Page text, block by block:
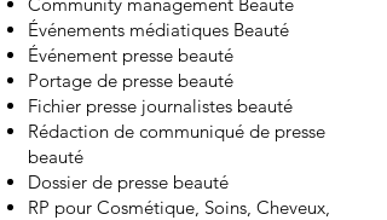
Événements médiatiques Beauté
Événement presse beauté
Portage de presse beauté
Fichier presse journalistes beauté
Rédaction de communiqué de presse
beauté
Dossier de presse beauté
RP pour Cosmétique, Soins, Cheveux,